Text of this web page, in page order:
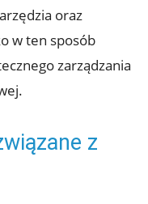
oraz
w ten⁢ sposób
zarządzania
‌z